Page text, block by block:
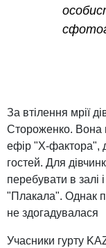
За втілення мрії
Стороженко. Вона
ефір "Х-фактора",
гостей. Для
перебувати в залі
"Плакала". Однак
не здогадувалася
Учасники гурту